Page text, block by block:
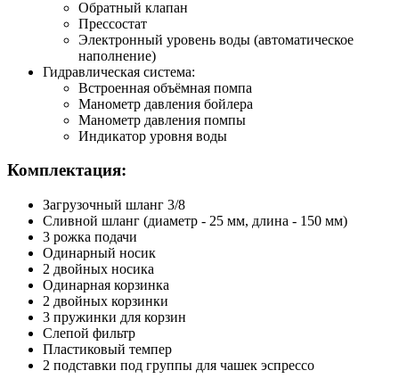
Обратный клапан
Прессостат
Электронный уровень воды (автоматическое
наполнение)
Гидравлическая система:
Встроенная объёмная помпа
Манометр давления бойлера
Манометр давления помпы
Индикатор уровня воды​
Комплектация:
Загрузочный шланг 3/8
Сливной шланг (диаметр - 25 мм, длина - 150 мм)
3 рожка подачи
Одинарный носик
2 двойных носика
Одинарная корзинка
2 двойных корзинки
3 пружинки для корзин
Слепой фильтр
Пластиковый темпер
2 подставки под группы для чашек эспрессо